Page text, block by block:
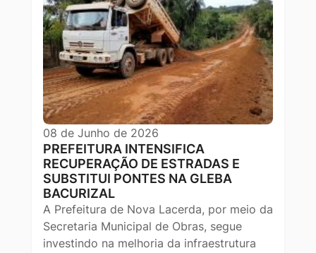
08 de Junho de 2026
PREFEITURA INTENSIFICA
RECUPERAÇÃO DE ESTRADAS E
SUBSTITUI PONTES NA GLEBA
BACURIZAL
A Prefeitura de Nova Lacerda, por meio da
Secretaria Municipal de Obras, segue
investindo na melhoria da infraestrutura